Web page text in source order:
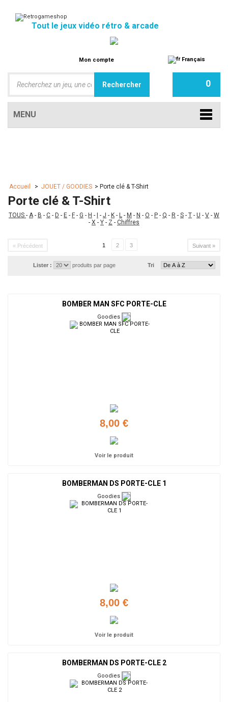
Tout le jeux vidéo rétro & arcade
Mon compte Français
0
MENU
Accueil > JOUET / GOODIES > Porte clé & T-Shirt
Porte clé & T-Shirt
TOUS - A- B - C - D - E - F - G - H - - J - K - L - M - N - O - P - Q - R - S - T - U - V - W
- X - Y - Z - Chiffres
« Précédent 1 2 3 Suivant »
Tri
Lister : produits par page
BOMBER MAN SFC PORTE-CLE
Goodies
8,00 €
Voir le produit
BOMBERMAN DS PORTE-CLE 1
Goodies
8,00 €
Voir le produit
BOMBERMAN DS PORTE-CLE 2
Goodies